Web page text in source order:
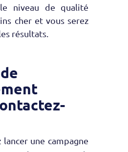
niveau de qualité
cher et vous serez
résultats.
une campagne